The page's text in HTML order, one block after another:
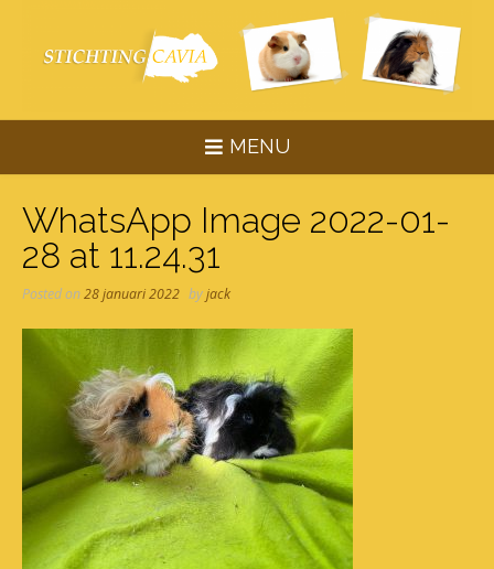
content
MENU
WhatsApp Image 2022-01-
28 at 11.24.31
Posted on28 januari 2022 byjack